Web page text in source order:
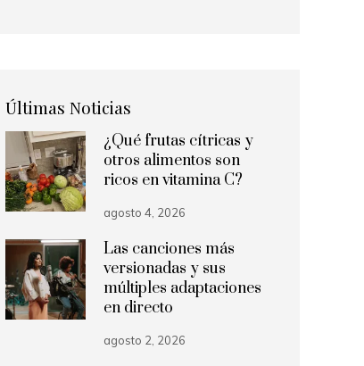
Últimas Noticias
¿Qué frutas cítricas y
otros alimentos son
ricos en vitamina C?
agosto 4, 2026
Las canciones más
versionadas y sus
múltiples adaptaciones
en directo
agosto 2, 2026